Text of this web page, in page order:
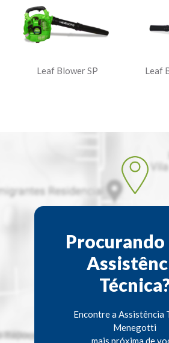
Leaf Blower SP Leaf
Procurando
Encontre a Assistência
Menegotti
mais próxima de